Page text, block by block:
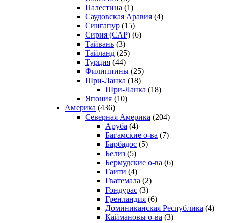
Палестина (1)
Саудовская Аравия (4)
Сингапур (15)
Сирия (САР) (6)
Тайвань (3)
Тайланд (25)
Турция (44)
Филиппины (25)
Шри-Ланка (18)
Шри-Ланка (18)
Япония (10)
Америка (436)
Северная Америка (204)
Аруба (4)
Багамские о-ва (7)
Барбадос (5)
Белиз (5)
Бермудские о-ва (6)
Гаити (4)
Гватемала (2)
Гондурас (3)
Гренландия (6)
Доминиканская Республика (4)
Каймановы о-ва (3)